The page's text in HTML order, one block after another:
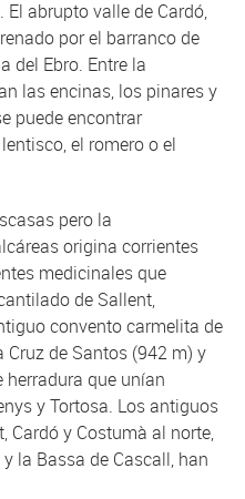
abrupto valle de Cardó,
por el barranco de
del Ebro. Entre la
las encinas, los pinares y
puede encontrar
el romero o el
pero la
origina corrientes
medicinales que
de Sallent,
convento carmelita de
Cruz de Santos (942 m) y
que unían
y Tortosa. Los antiguos
Cardó y Costumà al norte,
la Bassa de Cascall, han